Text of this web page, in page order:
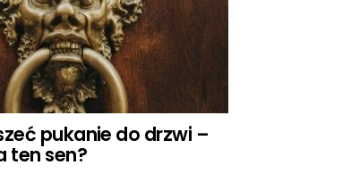
pukanie do drzwi –
ten sen?